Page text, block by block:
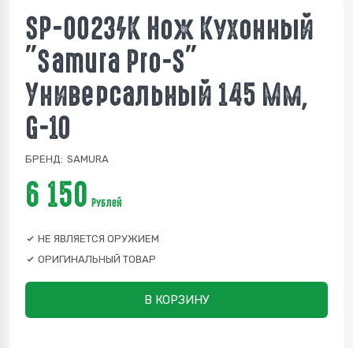
SP-0023/K Нож Кухонный
"Samura Pro-S"
Универсальный 145 Мм,
G-10
БРЕНД: SAMURA
6 150 Рублей
НЕ ЯВЛЯЕТСЯ ОРУЖИЕМ
ОРИГИНАЛЬНЫЙ ТОВАР
В КОРЗИНУ